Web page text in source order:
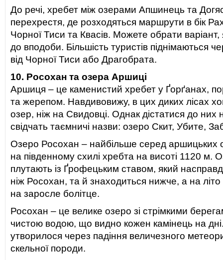
До речі, хребет між озерами Апшинець та
перехрестя, де розходяться маршрути в бік
Чорної Тиси та Квасів. Можете обрати
до вподоби. Більшість туристів піднімаються
від Чорної Тиси або Драгобрата.
10. Росохан та озера Аршиці
Аршиця – це каменистий хребет у Ґорґанах,
та жерепом. Навдивовижу, в цих диких лісах
озер, ніж на Свидовці. Однак дістатися до них
свідчать таємничі назви: озеро Скит, Убите,
Озеро Росохан – найбільше серед аршицьких
на південному схилі хребта на висоті 1120 м.
плутають із Ґрофецьким ставом, який
ніж Росохан, та й знаходиться нижче, а на
на заросле болітце.
Росохан – це велике озеро зі стрімкими
чистою водою, що видно кожен камінець на
утворилося через падіння величезного
скельної породи.